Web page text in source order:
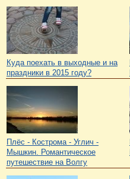
Куда поехать в выходные и на
праздники в 2015 году?
Плёс - Кострома - Углич -
Мышкин. Романтическое
путешествие на Волгу